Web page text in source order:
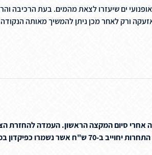
ים שיעזרו לצאת מהמים. בעת הרכיבה
הפנים כלפי מטה וידיים על הראש. יש להמתין 10 דקות מרגע סיום האזעקה ורק לאחר מכן
אחרי סיום המקצה הראשון. העמדה להחזרת
לאחר סיום התחרות כאשר לא יהיה ניתן להחזיר לאחר מכן את הצ'יפ. ספורטאי שלא